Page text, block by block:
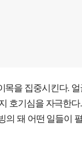
목을 집중시킨다.
호기심을 자극한
의 돼 어떤 일들이